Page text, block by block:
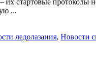
...
ледолазания, Новости